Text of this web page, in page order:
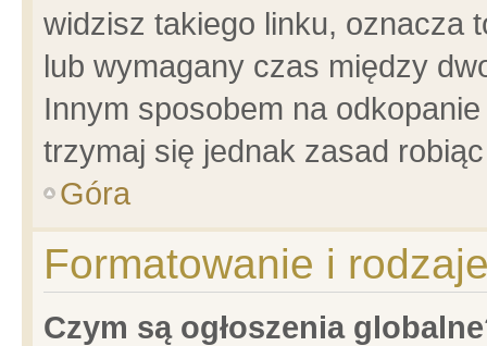
widzisz takiego linku, oznacza
lub wymagany czas między
Innym sposobem na
trzymaj się jednak zasad
Góra
Formatowanie i
Czym są ogłoszenia